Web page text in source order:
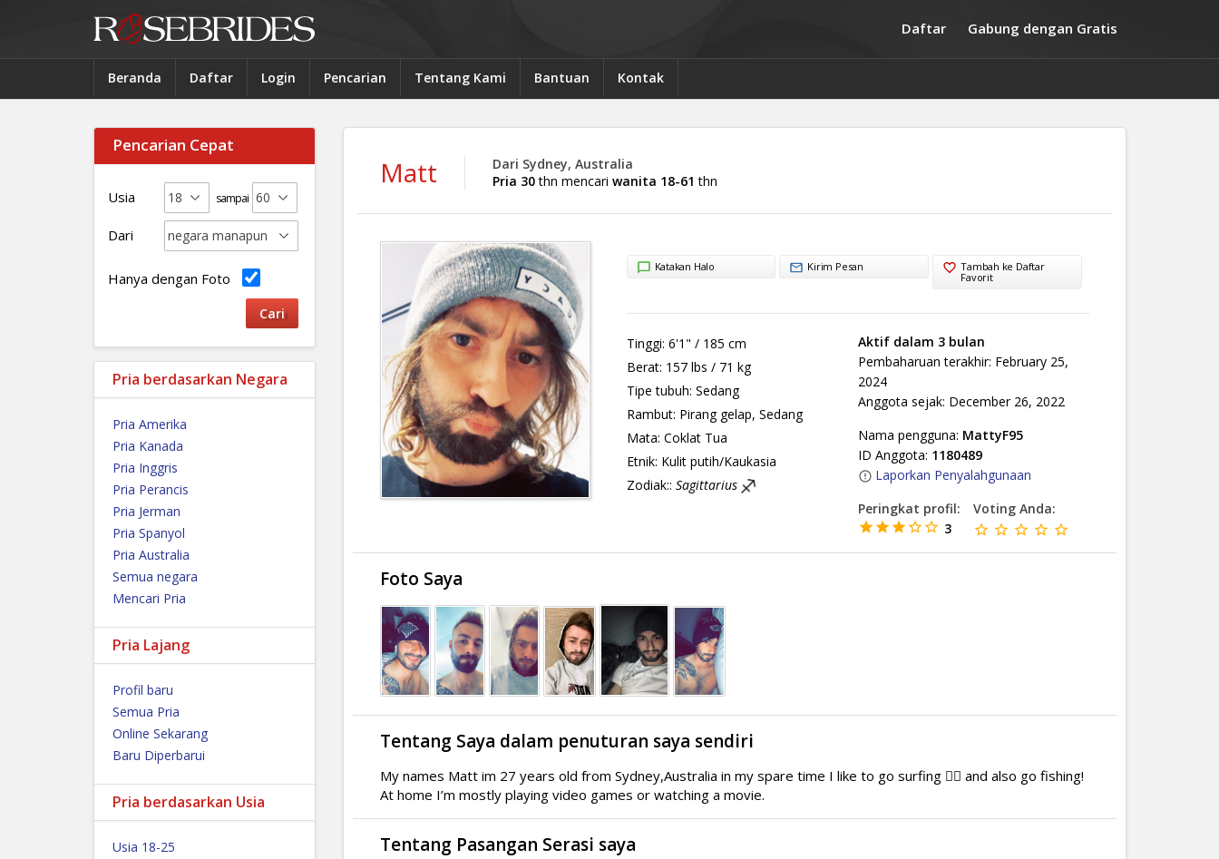
Daftar Gabung dengan Gratis
Beranda Daftar Login Pencarian Tentang Kami Bantuan Kontak
Pencarian Cepat
Usia sampai
Dari
Hanya dengan Foto
Pria berdasarkan Negara
Pria Amerika
Pria Kanada
Pria Inggris
Pria Perancis
Pria Jerman
Pria Spanyol
Pria Australia
Semua negara
Mencari Pria
Pria Lajang
Profil baru
Semua Pria
Online Sekarang
Baru Diperbarui
Pria berdasarkan Usia
Usia 18-25
Matt
Dari Sydney, Australia
Pria 30thn mencari wanita 18-61 thn
Katakan Halo Kirim Pesan
Tambah ke Daftar
Favorit
Tinggi: 6'1" / 185 cm
Berat: 157 lbs / 71 kg
Tipe tubuh: Sedang
Rambut: Pirang gelap, Sedang
Mata: Coklat Tua
Etnik: Kulit putih/Kaukasia
Zodiak:: Sagittarius
Aktif dalam 3 bulan
Pembaharuan terakhir: February 25,
2024
Anggota sejak: December 26, 2022
Nama pengguna: MattyF95
ID Anggota: 1180489
Laporkan Penyalahgunaan
Peringkat profil:
3
Voting Anda:
Foto Saya
Tentang Saya dalam penuturan saya sendiri
My names Matt im 27 years old from Sydney,Australia in my spare time I like to go surfing 🏄‍♂️ and also go fishing!
At home I’m mostly playing video games or watching a movie.
Tentang Pasangan Serasi saya